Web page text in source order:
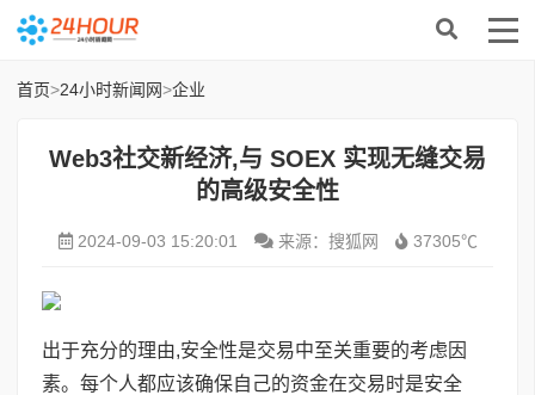
首页>24小时新闻网>企业
Web3社交新经济,与 SOEX 实现无缝交易
的高级安全性
2024-09-03 15:20:01 来源：搜狐网 37305℃
出于充分的理由,安全性是交易中至关重要的考虑因
素。每个人都应该确保自己的资金在交易时是安全